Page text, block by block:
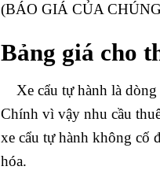
(BÁO GIÁ CỦA
Bảng giá cho
Xe cẩu tự hành là dòng
Chính vì vậy nhu cầu
xe cẩu tự hành không cố
hóa.